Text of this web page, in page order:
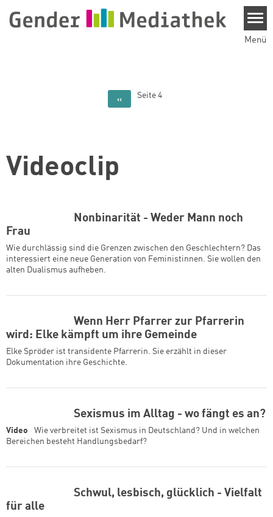
Menü
Vorherige Seite
‹‹ Seite 4
Videoclip
Nonbinarität - Weder Mann noch
Frau
Wie durchlässig sind die Grenzen zwischen den Geschlechtern? Das
interessiert eine neue Generation von Feministinnen. Sie wollen den
alten Dualismus aufheben.
Wenn Herr Pfarrer zur Pfarrerin
wird: Elke kämpft um ihre Gemeinde
Elke Spröder ist transidente Pfarrerin. Sie erzählt in dieser
Dokumentation ihre Geschichte.
Sexismus im Alltag - wo fängt es an?
Video
Wie verbreitet ist Sexismus in Deutschland? Und in welchen
Bereichen besteht Handlungsbedarf?
Schwul, lesbisch, glücklich - Vielfalt
für alle